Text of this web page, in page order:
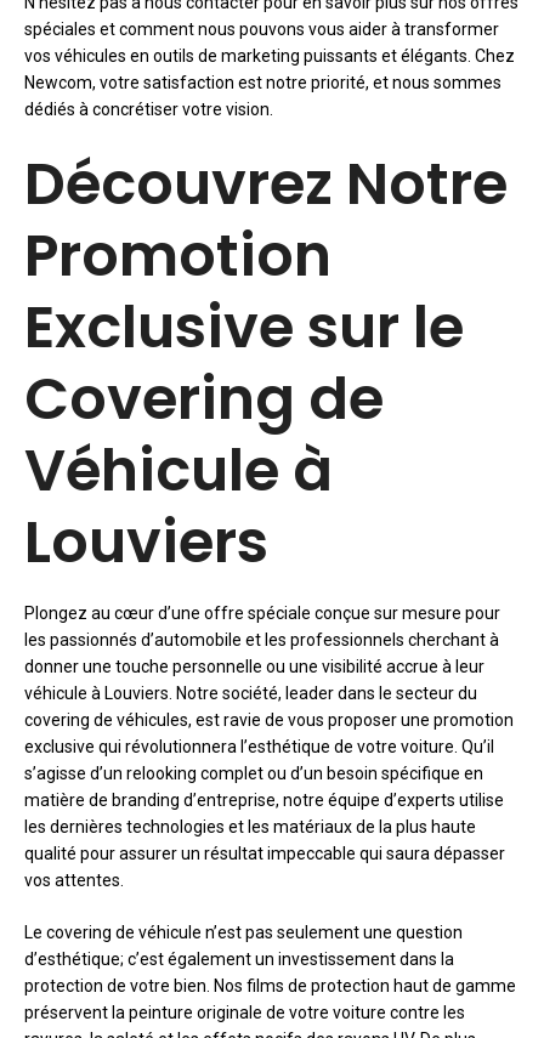
spéciales et comment nous pouvons vous aider à transformer
vos véhicules en outils de marketing puissants et élégants. Chez
Newcom, votre satisfaction est notre priorité, et nous sommes
dédiés à concrétiser votre vision.
Découvrez Notre
Promotion
Exclusive sur le
Covering de
Véhicule à
Louviers
Plongez au cœur d’une offre spéciale conçue sur mesure pour
les passionnés d’automobile et les professionnels cherchant à
donner une touche personnelle ou une visibilité accrue à leur
véhicule à Louviers. Notre société, leader dans le secteur du
covering de véhicules, est ravie de vous proposer une promotion
exclusive qui révolutionnera l’esthétique de votre voiture. Qu’il
s’agisse d’un relooking complet ou d’un besoin spécifique en
matière de branding d’entreprise, notre équipe d’experts utilise
les dernières technologies et les matériaux de la plus haute
qualité pour assurer un résultat impeccable qui saura dépasser
vos attentes.
Le covering de véhicule n’est pas seulement une question
d’esthétique; c’est également un investissement dans la
protection de votre bien. Nos films de protection haut de gamme
préservent la peinture originale de votre voiture contre les